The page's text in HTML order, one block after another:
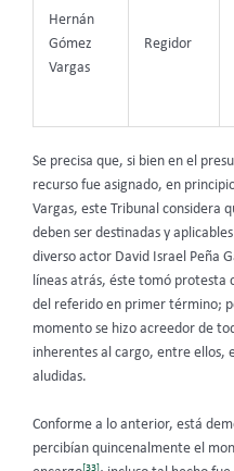
Hernán
Gómez
Vargas
Regidor
Se precisa que, si bien en el
recurso fue asignado, en
Vargas, este Tribunal considera
deben ser destinadas y
diverso actor David Israel Peña
líneas atrás, éste tomó
del referido en primer término;
momento se hizo acreedor de
inherentes al cargo, entre ellos,
aludidas.
Conforme a lo anterior, está
percibían quincenalmente el
[33]